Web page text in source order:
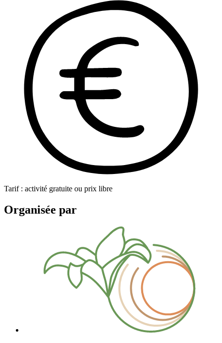
Tarif : activité gratuite ou prix libre
Organisée par